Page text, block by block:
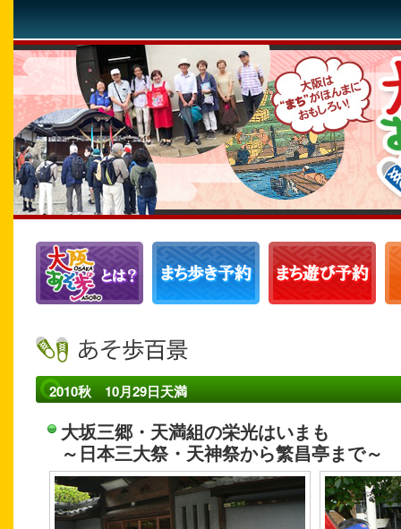
2010秋 10月29日天満
大坂三郷・天満組の栄光はいまも
～日本三大祭・天神祭から繁昌亭まで～